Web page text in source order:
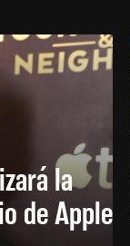
la
de Apple